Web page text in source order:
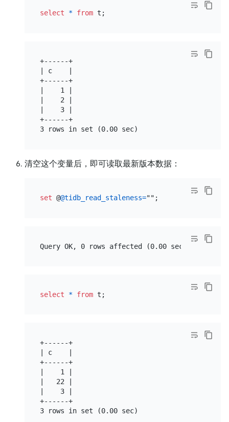
select * from
+------+
| c    |
+------+
|    1 |
|    2 |
|    3 |
+------+
清空这个变量后，即可读取最新版本数据：
set @@tidb_read_staleness=
select * from
+------+
| c    |
+------+
|    1 |
|   22 |
|    3 |
+------+